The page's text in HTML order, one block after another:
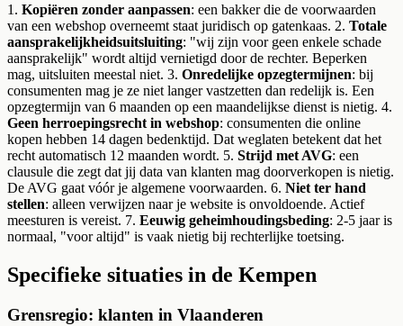
1. Kopiëren zonder aanpassen: een bakker die de voorwaarden
van een webshop overneemt staat juridisch op gatenkaas. 2. Totale
aansprakelijkheidsuitsluiting: "wij zijn voor geen enkele schade
aansprakelijk" wordt altijd vernietigd door de rechter. Beperken
mag, uitsluiten meestal niet. 3. Onredelijke opzegtermijnen: bij
consumenten mag je ze niet langer vastzetten dan redelijk is. Een
opzegtermijn van 6 maanden op een maandelijkse dienst is nietig. 4.
Geen herroepingsrecht in webshop: consumenten die online
kopen hebben 14 dagen bedenktijd. Dat weglaten betekent dat het
recht automatisch 12 maanden wordt. 5. Strijd met AVG: een
clausule die zegt dat jij data van klanten mag doorverkopen is nietig.
De AVG gaat vóór je algemene voorwaarden. 6. Niet ter hand
stellen: alleen verwijzen naar je website is onvoldoende. Actief
meesturen is vereist. 7. Eeuwig geheimhoudingsbeding: 2-5 jaar is
normaal, "voor altijd" is vaak nietig bij rechterlijke toetsing.
Specifieke situaties in de Kempen
Grensregio: klanten in Vlaanderen